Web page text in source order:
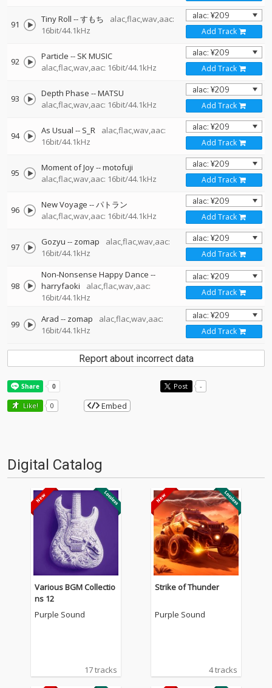
91 Tiny Roll --すもち
alac,flac,wav,aac:
16bit/44.1kHz
Add Track
92 Particle -- SK MUSIC
alac,flac,wav,aac: 16bit/44.1kHz
Add Track
93 Depth Phase --MATSU
alac,flac,wav,aac: 16bit/44.1kHz
Add Track
94 As Usual -- S_R
alac,flac,wav,aac:
16bit/44.1kHz
Add Track
95 Moment of Joy--motofuji
alac,flac,wav,aac: 16bit/44.1kHz
Add Track
96 New Voyage --パトラン
alac,flac,wav,aac: 16bit/44.1kHz
Add Track
97 Gozyu -- zomap
alac,flac,wav,aac:
16bit/44.1kHz
Add Track
98
Non-Nonsense Happy Dance --
harryfaoki
alac,flac,wav,aac:
16bit/44.1kHz
Add Track
99 Arad -- zomap
alac,flac,wav,aac:
16bit/44.1kHz
Add Track
Report about incorrect data
Post -
Like! 0 Embed
Digital Catalog
Various BGM Collectio
ns 12
Purple Sound
17 tracks
Strike of Thunder
Purple Sound
4 tracks